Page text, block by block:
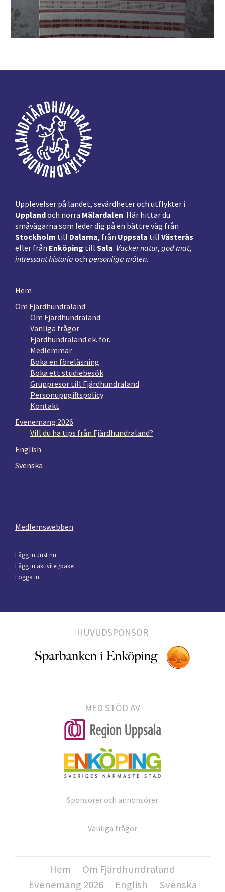
Footer
Upplevelser på landet, sevärdheter och utflykter i
Upplandoch norra Mälardalen. Här hittar du
småvägarna som leder dig på en bättre väg från
Stockholm till Dalarna, från Uppsala till Västerås
eller från Enköping till Sala. Vacker natur, god mat,
intressant historia och personliga möten.
Hem
Om Fjärdhundraland
Om Fjärdhundraland
Vanliga frågor
Fjärdhundraland ek. för.
Medlemmar
Boka en föreläsning
Boka ett studiebesök
Gruppresor till Fjärdhundraland
Personuppgiftspolicy
Kontakt
Evenemang 2026
Vill du ha tips från Fjärdhundraland?
English
Svenska
Medlemswebben
Lägg in Just nu
Lägg in aktivitet/paket
Logga in
HUVUDSPONSOR
MED STÖD AV
Sponsorer och annonsörer
Vanliga frågor
Hem
Om Fjärdhundraland
Evenemang 2026
English Svenska